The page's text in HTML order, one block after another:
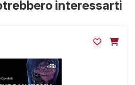
interessarti